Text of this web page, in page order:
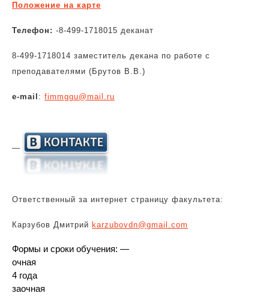
Положение на карте
Телефон: -8-499-1718015 деканат
8-499-1718014 заместитель декана по работе с
преподавателями (Брутов В.В.)
e-mail : fimmggu@mail.ru
—
Ответственный за интернет страницу факультета:
Карзубов Дмитрий karzubovdn@gmail.com
Формы и сроки обучения: —
очная
4 года
заочная